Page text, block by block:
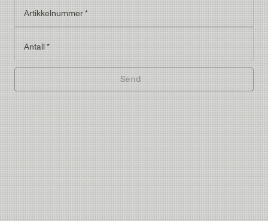
Artikkelnummer*
Antall*
Send